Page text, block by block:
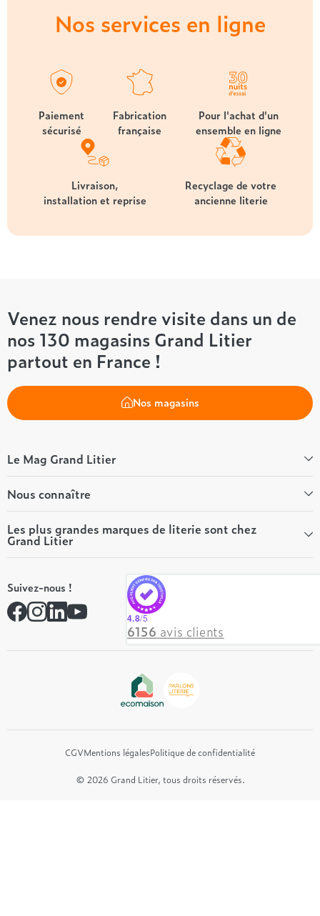
Nos services en ligne
Paiement
sécurisé
Fabrication
française
Pour l'achat d'un
ensemble en ligne
Livraison,
installation et reprise
Recyclage de votre
ancienne literie
Venez nous rendre visite dans un de
nos 130 magasins Grand Litier
partout en France !
Nos magasins
Le Mag Grand Litier
Bien-être
Conseils literie
Tous les articles du Mag
Tous nos guides
Nous connaître
Qui sommes-nous ?
Nos valeurs
Nos engagements
Rejoindre notre réseau
Contactez-nous
Les plus grandes marques de literie sont chez
Grand Litier
André Renault
Simmons
Hôtel & Lodge
Suivez-nous !
4.8/5
6156 avis clients
CGVMentions légalesPolitique de confidentialité
© 2026 Grand Litier, tous droits réservés.